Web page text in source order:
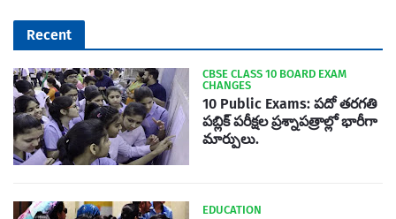
Recent
CBSE CLASS 10 BOARD EXAM
CHANGES
10 Public Exams: పదో తరగతి
పబ్లిక్‌ పరీక్షల ప్రశ్నాపత్రాల్లో భారీగా
మార్పులు.
EDUCATION